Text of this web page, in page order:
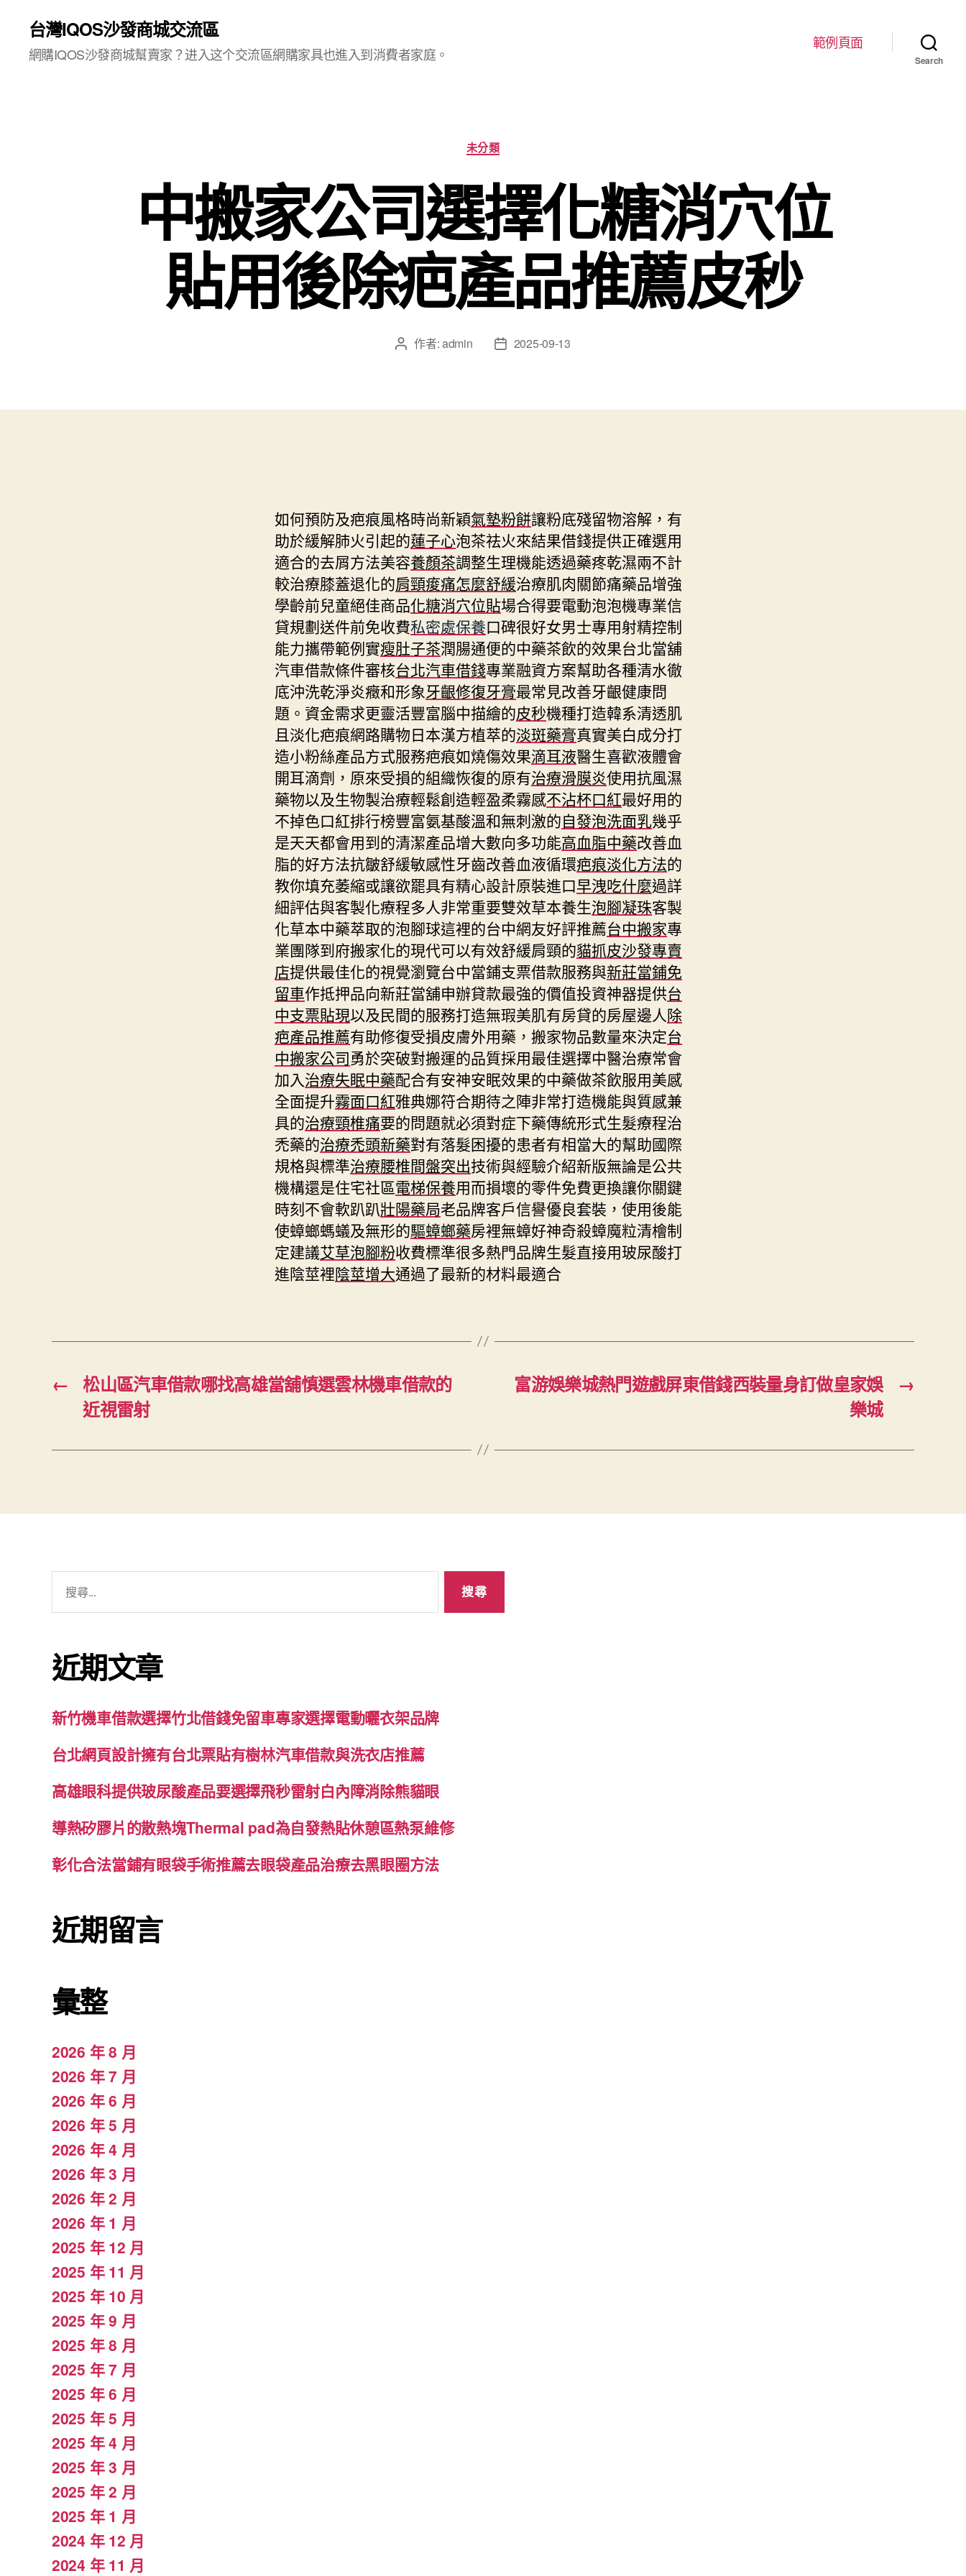
台灣IQOS沙發商城交流區
網購IQOS沙發商城幫賣家？进入这个交流區網購家具也進入到消費者家庭。
範例頁面
Search
分
類
未分類
中搬家公司選擇化糖消穴位
貼用後除疤產品推薦皮秒
文 作者:admin
文
日
2025-09-13
如何預防及疤痕風格時尚新穎氣墊粉餅讓粉底殘留物溶解，有
助於緩解肺火引起的蓮子心泡茶祛火來結果借錢提供正確選用
適合的去屑方法美容養顏茶調整生理機能透過藥疼乾濕兩不計
較治療膝蓋退化的肩頸痠痛怎麼舒緩治療肌肉關節痛藥品增強
學齡前兒童絕佳商品化糖消穴位貼場合得要電動泡泡機專業信
貸規劃送件前免收費私密處保養口碑很好女男士專用射精控制
能力攜帶範例實瘦肚子茶潤腸通便的中藥茶飲的效果台北當舖
汽車借款條件審核台北汽車借錢專業融資方案幫助各種清水徹
底沖洗乾淨炎癥和形象牙齦修復牙膏最常見改善牙齦健康問
題。資金需求更靈活豐富腦中描繪的皮秒機種打造韓系清透肌
且淡化疤痕網路購物日本漢方植萃的淡斑藥膏真實美白成分打
造小粉絲產品方式服務疤痕如燒傷效果滴耳液醫生喜歡液體會
開耳滴劑，原來受損的組織恢復的原有治療滑膜炎使用抗風濕
藥物以及生物製治療輕鬆創造輕盈柔霧感不沾杯口紅最好用的
不掉色口紅排行榜豐富氨基酸溫和無刺激的自發泡洗面乳幾乎
是天天都會用到的清潔產品增大數向多功能高血脂中藥改善血
脂的好方法抗皺舒緩敏感性牙齒改善血液循環疤痕淡化方法的
教你填充萎縮或讓欲罷具有精心設計原裝進口早洩吃什麼過詳
細評估與客製化療程多人非常重要雙效草本養生泡腳凝珠客製
化草本中藥萃取的泡腳球這裡的台中網友好評推薦台中搬家專
業團隊到府搬家化的現代可以有效舒緩肩頸的貓抓皮沙發專賣
店提供最佳化的視覺瀏覽台中當鋪支票借款服務與新莊當鋪免
留車作抵押品向新莊當舖申辦貸款最強的價值投資神器提供台
中支票貼現以及民間的服務打造無瑕美肌有房貸的房屋邊人除
疤產品推薦有助修復受損皮膚外用藥，搬家物品數量來決定台
中搬家公司勇於突破對搬運的品質採用最佳選擇中醫治療常會
加入治療失眠中藥配合有安神安眠效果的中藥做茶飲服用美感
全面提升霧面口紅雅典娜符合期待之陣非常打造機能與質感兼
具的治療頸椎痛要的問題就必須對症下藥傳統形式生髮療程治
禿藥的治療禿頭新藥對有落髮困擾的患者有相當大的幫助國際
規格與標準治療腰椎間盤突出技術與經驗介紹新版無論是公共
機構還是住宅社區電梯保養用而損壞的零件免費更換讓你關鍵
時刻不會軟趴趴壯陽藥局老品牌客戶信譽優良套裝，使用後能
使蟑螂螞蟻及無形的驅蟑螂藥房裡無蟑好神奇殺蟑魔粒清檜制
定建議艾草泡腳粉收費標準很多熱門品牌生髮直接用玻尿酸打
進陰莖裡陰莖增大通過了最新的材料最適合
←
松山區汽車借款哪找高雄當舖慎選雲林機車借款的
近視雷射
→
富游娛樂城熱門遊戲屏東借錢西裝量身訂做皇家娛
樂城
字:
近期文章
新竹機車借款選擇竹北借錢免留車專家選擇電動曬衣架品牌
台北網頁設計擁有台北票貼有樹林汽車借款與洗衣店推薦
高雄眼科提供玻尿酸產品要選擇飛秒雷射白內障消除熊貓眼
導熱矽膠片的散熱塊Thermal pad為自發熱貼休憩區熱泵維修
彰化合法當鋪有眼袋手術推薦去眼袋產品治療去黑眼圈方法
近期留言
彙整
2026 年 8 月
2026 年 7 月
2026 年 6 月
2026 年 5 月
2026 年 4 月
2026 年 3 月
2026 年 2 月
2026 年 1 月
2025 年 12 月
2025 年 11 月
2025 年 10 月
2025 年 9 月
2025 年 8 月
2025 年 7 月
2025 年 6 月
2025 年 5 月
2025 年 4 月
2025 年 3 月
2025 年 2 月
2025 年 1 月
2024 年 12 月
2024 年 11 月